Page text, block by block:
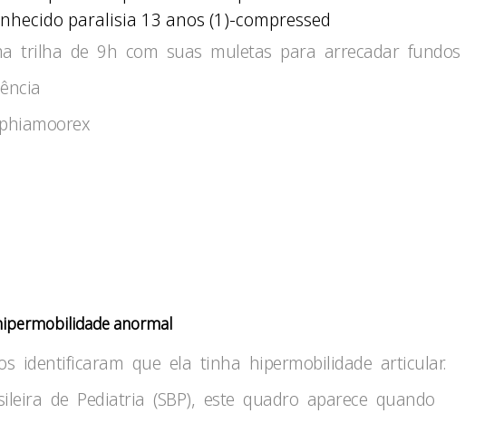
paralisia 13 anos (1)-compressed
trilha de 9h com suas muletas para arrecadar fundos
anormal
identificaram que ela tinha hipermobilidade articular.
de Pediatria (SBP), este quadro aparece quando